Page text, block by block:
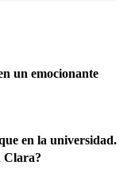
un emocionante
en la universidad.
Clara?